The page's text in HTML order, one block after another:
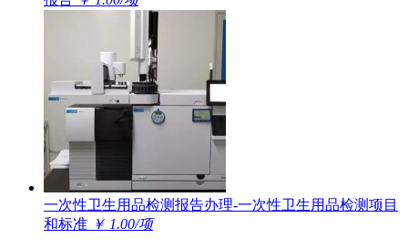
一次性卫生用品检测报告办理-一次性卫生用品检测项目
和标准 ￥ 1.00/项